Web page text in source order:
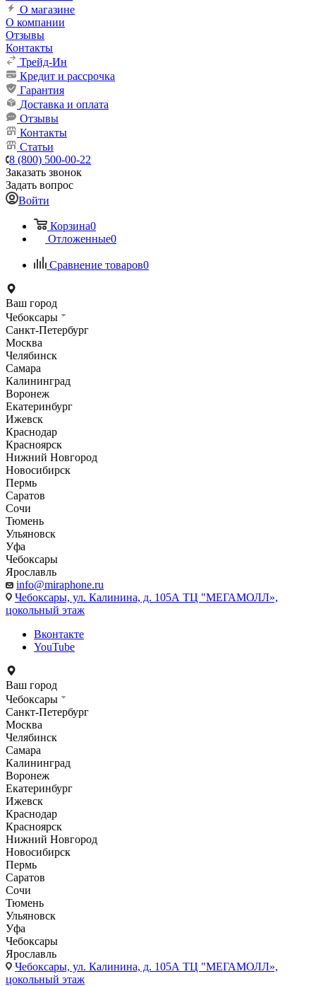
О магазине
О компании
Отзывы
Контакты
Трейд-Ин
Кредит и рассрочка
Гарантия
Доставка и оплата
Отзывы
Контакты
Статьи
8 (800) 500-00-22
Заказать звонок
Задать вопрос
Войти
Корзина0
Отложенные0
Сравнение товаров0
Ваш город
Чебоксары
Санкт-Петербург
Москва
Челябинск
Самара
Калининград
Воронеж
Екатеринбург
Ижевск
Краснодар
Красноярск
Нижний Новгород
Новосибирск
Пермь
Саратов
Сочи
Тюмень
Ульяновск
Уфа
Чебоксары
Ярославль
info@miraphone.ru
Чебоксары, ул. Калинина, д. 105А ТЦ "МЕГАМОЛЛ»,
цокольный этаж
Вконтакте
YouTube
Ваш город
Чебоксары
Санкт-Петербург
Москва
Челябинск
Самара
Калининград
Воронеж
Екатеринбург
Ижевск
Краснодар
Красноярск
Нижний Новгород
Новосибирск
Пермь
Саратов
Сочи
Тюмень
Ульяновск
Уфа
Чебоксары
Ярославль
Чебоксары, ул. Калинина, д. 105А ТЦ "МЕГАМОЛЛ»,
цокольный этаж